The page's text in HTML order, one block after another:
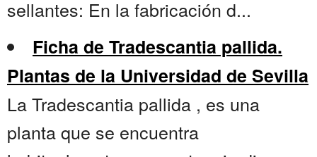
sellantes: En la fabricación d...
Ficha de Tradescantia pallida.
Plantas de la Universidad de Sevilla
La Tradescantia pallida , es una
planta que se encuentra